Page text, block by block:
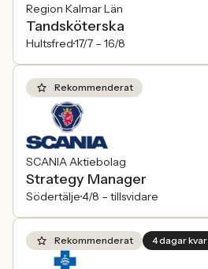
Region Kalmar Län
Tandsköterska
Hultsfred17/7 – 16/8
Rekommenderat
SCANIA Aktiebolag
Strategy Manager
Södertälje4/8 – tillsvidare
Rekommenderat 4 dagar kvar